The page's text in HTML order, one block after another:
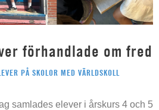
förhandlade om fred
PÅ SKOLOR MED VÄRLDSKOLL
samlades elever i årskurs 4 och 5